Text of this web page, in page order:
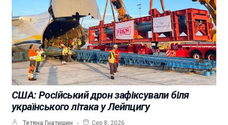
США: Російський дрон зафіксували біля
українського літака у Лейпцигу
Тетяна Гнатишин Сер 8, 2026